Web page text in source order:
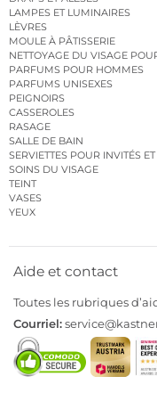
LAMPES ET LUMINAIRES
LÈVRES
MOULE À PÂTISSERIE
NETTOYAGE DU VISAGE
PARFUMS POUR HOMMES
PARFUMS UNISEXES
PEIGNOIRS
CASSEROLES
RASAGE
SALLE DE BAIN
SERVIETTES POUR INVITÉS
SOINS DU VISAGE
TEINT
VASES
YEUX
Aide et contact
Toutes les rubriques
Courriel: